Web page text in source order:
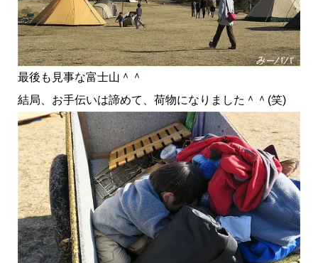
最後も見事な富士山＾＾
結局、お手伝いは諦めて、荷物になりました＾＾(笑)